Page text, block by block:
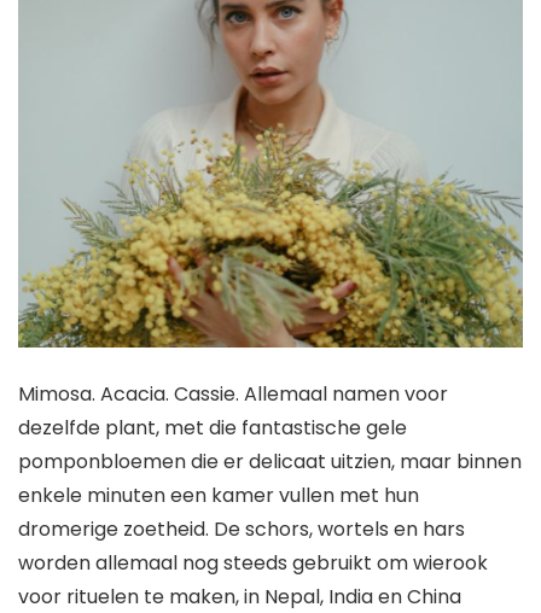
Mimosa. Acacia. Cassie. Allemaal namen voor
dezelfde plant, met die fantastische gele
pomponbloemen die er delicaat uitzien, maar binnen
enkele minuten een kamer vullen met hun
dromerige zoetheid. De schors, wortels en hars
worden allemaal nog steeds gebruikt om wierook
voor rituelen te maken, in Nepal, India en China